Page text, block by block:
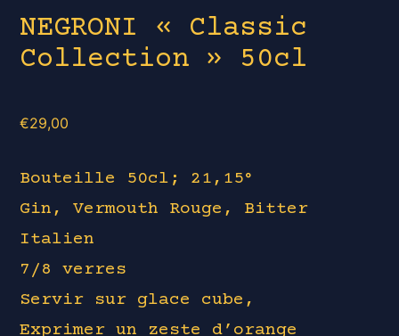
NEGRONI « Classic
Collection » 50cl
€29,00
Bouteille 50cl; 21,15°
Gin, Vermouth Rouge, Bitter
Italien
7/8 verres
Servir sur glace cube,
Exprimer un zeste d’orange